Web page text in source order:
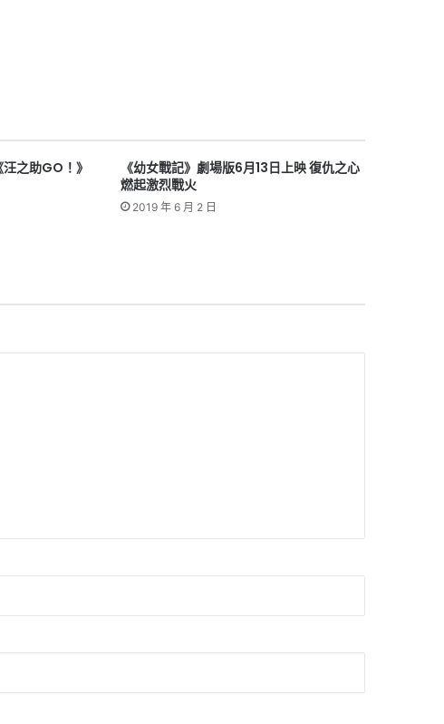
之助GO！》
《幼女戰記》劇場版6月13日上映 復仇之心
燃起激烈戰火
2019 年 6 月 2 日